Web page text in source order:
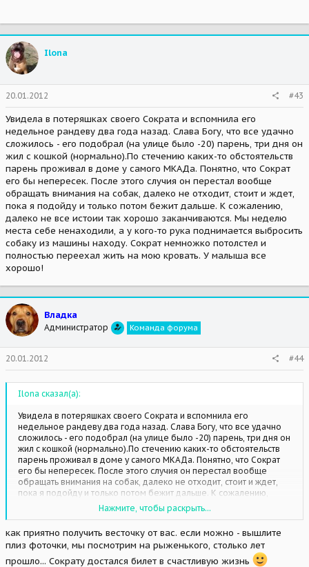
Ilona
20.01.2012 #43
Увидела в потеряшках своего Сократа и вспомнила его
недельное рандеву два года назад. Слава Богу, что все удачно
сложилось - его подобрал (на улице было -20) парень, три дня он
жил с кошкой (нормально).По стечению каких-то обстоятельств
парень проживал в доме у самого МКАДа. Понятно, что Сократ
его бы непересек. После этого случия он перестал вообще
обращать внимания на собак, далеко не отходит, стоит и ждет,
пока я подойду и только потом бежит дальше. К сожалению,
далеко не все истоии так хорошо заканчиваются. Мы неделю
места себе ненаходили, а у кого-то рука поднимается выбросить
собаку из машины находу. Сократ немножко потолстел и
полностью переехал жить на мою кровать. У малыша все
хорошо!
Владка
Администратор Команда форума
20.01.2012 #44
Ilona сказал(а):
Увидела в потеряшках своего Сократа и вспомнила его
недельное рандеву два года назад. Слава Богу, что все удачно
сложилось - его подобрал (на улице было -20) парень, три дня он
жил с кошкой (нормально).По стечению каких-то обстоятельств
парень проживал в доме у самого МКАДа. Понятно, что Сократ
его бы непересек. После этого случия он перестал вообще
обращать внимания на собак, далеко не отходит, стоит и ждет,
пока я подойду и только потом бежит дальше. К сожалению,
далеко не все истоии так хорошо заканчиваются. Мы неделю
места себе ненаходили, а у кого-то рука поднимается выбросить
полностью переехал жить на мою кровать. У малыша все хорошо!
Нажмите, чтобы раскрыть...
как приятно получить весточку от вас. если можно - вышлите
плиз фоточки, мы посмотрим на рыженького, столько лет
прошло... Сократу достался билет в счастливую жизнь